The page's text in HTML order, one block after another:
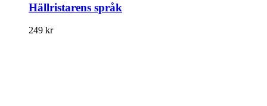
Hällristarens språk
249 kr